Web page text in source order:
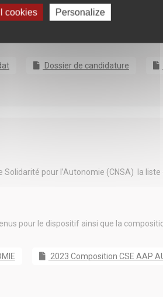
Dossier de candidature
Solidarité pour l’Autonomie (CNSA) la
pour le dispositif ainsi que la
2023 Composition CSE AAP
cookies Personalize